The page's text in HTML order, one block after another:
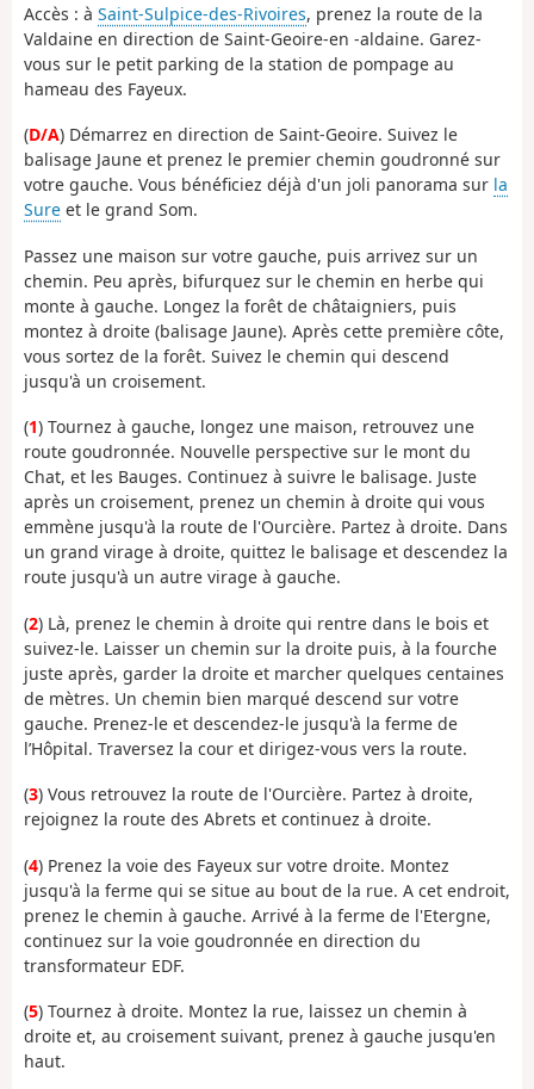
Accès : à Saint-Sulpice-des-Rivoires, prenez la route de la
Valdaine en direction de Saint-Geoire-en -aldaine. Garez-
vous sur le petit parking de la station de pompage au
hameau des Fayeux.
(D/A) Démarrez en direction de Saint-Geoire. Suivez le
balisage Jaune et prenez le premier chemin goudronné sur
votre gauche. Vous bénéficiez déjà d'un joli panorama sur la
Sure et le grand Som.
Passez une maison sur votre gauche, puis arrivez sur un
chemin. Peu après, bifurquez sur le chemin en herbe qui
monte à gauche. Longez la forêt de châtaigniers, puis
montez à droite (balisage Jaune). Après cette première côte,
vous sortez de la forêt. Suivez le chemin qui descend
jusqu'à un croisement.
(1) Tournez à gauche, longez une maison, retrouvez une
route goudronnée. Nouvelle perspective sur le mont du
Chat, et les Bauges. Continuez à suivre le balisage. Juste
après un croisement, prenez un chemin à droite qui vous
emmène jusqu'à la route de l'Ourcière. Partez à droite. Dans
un grand virage à droite, quittez le balisage et descendez la
route jusqu'à un autre virage à gauche.
(2) Là, prenez le chemin à droite qui rentre dans le bois et
suivez-le. Laisser un chemin sur la droite puis, à la fourche
juste après, garder la droite et marcher quelques centaines
de mètres. Un chemin bien marqué descend sur votre
gauche. Prenez-le et descendez-le jusqu'à la ferme de
l’Hôpital. Traversez la cour et dirigez-vous vers la route.
(3) Vous retrouvez la route de l'Ourcière. Partez à droite,
rejoignez la route des Abrets et continuez à droite.
(4) Prenez la voie des Fayeux sur votre droite. Montez
jusqu'à la ferme qui se situe au bout de la rue. A cet endroit,
prenez le chemin à gauche. Arrivé à la ferme de l'Etergne,
continuez sur la voie goudronnée en direction du
transformateur EDF.
(5) Tournez à droite. Montez la rue, laissez un chemin à
droite et, au croisement suivant, prenez à gauche jusqu'en
haut.